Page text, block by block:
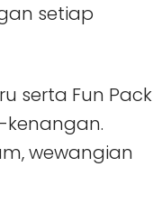
setiap
serta Fun Pack
wewangian